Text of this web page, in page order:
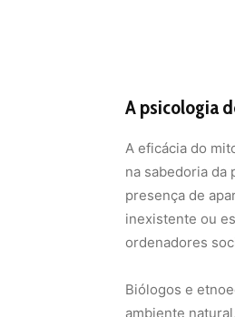
A psicologia
A eficácia do
na sabedoria da
presença de
inexistente ou
ordenadores
Biólogos e
ambiente